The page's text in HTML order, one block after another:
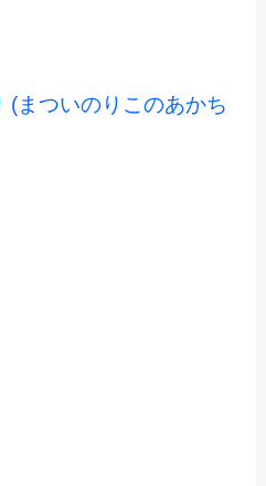
(まついのりこのあかち